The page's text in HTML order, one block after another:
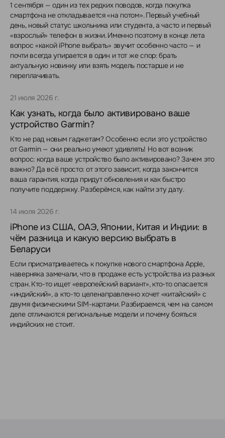
1 сентября — один из тех редких поводов, когда покупка
смартфона не откладывается «на потом». Первый учебный
день, новый статус школьника или студента, а часто и первый
«взрослый» телефон в жизни. Именно поэтому в конце лета
вопрос «какой iPhone выбрать» звучит особенно часто — и
почти всегда упирается в один и тот же спор: брать
актуальную новинку или взять модель постарше и не
переплачивать.
21 июля 2026 г.
Как узнать, когда было активировано ваше
устройство Garmin?
Кто не рад новым гаджетам? Особенно если это устройство
от Garmin — они реально умеют удивлять! Но вот возник
вопрос: когда ваше устройство было активировано? Зачем это
важно? Да всё просто: от этого зависит, когда закончится
ваша гарантия, когда придут обновления и как быстро
получите поддержку. Разберёмся, как найти эту дату.
14 июля 2026 г.
iPhone из США, ОАЭ, Японии, Китая и Индии: в
чём разница и какую версию выбрать в
Беларуси
Если присматриваетесь к покупке нового смартфона Apple,
наверняка замечали, что в продаже есть устройства из разных
стран. Кто-то ищет «европейский вариант», кто-то опасается
«индийский», а кто-то целенаправленно хочет «китайский» с
двумя физическими SIM-картами. Разбираемся, чем на самом
деле отличаются региональные модели и почему бояться
индийских не стоит.